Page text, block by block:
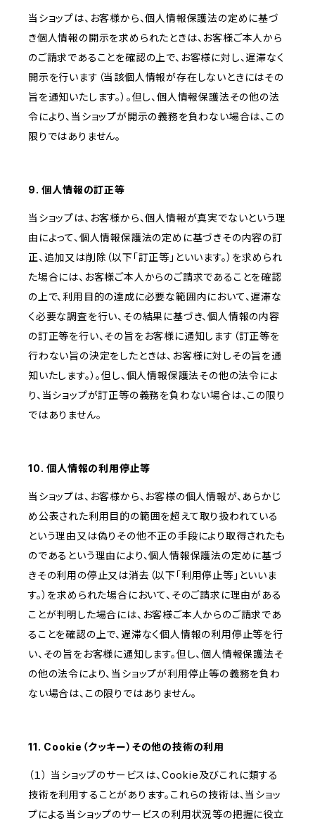
当ショップは、お客様から、個人情報保護法の定めに基づ
き個人情報の開示を求められたときは、お客様ご本人から
のご請求であることを確認の上で、お客様に対し、遅滞なく
開示を行います（当該個人情報が存在しないときにはその
旨を通知いたします。）。但し、個人情報保護法その他の法
令により、当ショップが開示の義務を負わない場合は、この
限りではありません。
9. 個人情報の訂正等
当ショップは、お客様から、個人情報が真実でないという理
由によって、個人情報保護法の定めに基づきその内容の訂
正、追加又は削除（以下「訂正等」といいます。）を求められ
た場合には、お客様ご本人からのご請求であることを確認
の上で、利用目的の達成に必要な範囲内において、遅滞な
く必要な調査を行い、その結果に基づき、個人情報の内容
の訂正等を行い、その旨をお客様に通知します（訂正等を
行わない旨の決定をしたときは、お客様に対しその旨を通
知いたします。）。但し、個人情報保護法その他の法令によ
り、当ショップが訂正等の義務を負わない場合は、この限り
ではありません。
10. 個人情報の利用停止等
当ショップは、お客様から、お客様の個人情報が、あらかじ
め公表された利用目的の範囲を超えて取り扱われている
という理由又は偽りその他不正の手段により取得されたも
のであるという理由により、個人情報保護法の定めに基づ
きその利用の停止又は消去（以下「利用停止等」といいま
す。）を求められた場合において、そのご請求に理由がある
ことが判明した場合には、お客様ご本人からのご請求であ
ることを確認の上で、遅滞なく個人情報の利用停止等を行
い、その旨をお客様に通知します。但し、個人情報保護法そ
の他の法令により、当ショップが利用停止等の義務を負わ
ない場合は、この限りではありません。
11. Cookie（クッキー）その他の技術の利用
（１） 当ショップのサービスは、Cookie及びこれに類する
技術を利用することがあります。これらの技術は、当ショッ
プによる当ショップのサービスの利用状況等の把握に役立